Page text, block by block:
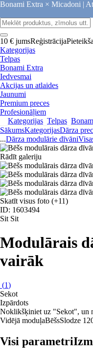
Bonami Extra × Micadoni |
10 € jumsReģistrācija
Kategorijas
Telpas
Bonami Extra
Iedvesmai
Akcijas un atlaides
Jaunumi
Premium preces
Profesionāļiem
Kategorijas Telpas
SākumsKategorijasDārza
...Dārza modulārie dīvāni
Rādīt galeriju
Skatīt visus foto (+11)
ID: 1603494
Sit Sit
Modulārais
vairāk
(1)
Sekot
Izpārdots
Noklikšķiniet uz "Sekot", un
Vidējā moduļaBēšsSlodze
Visi parametri